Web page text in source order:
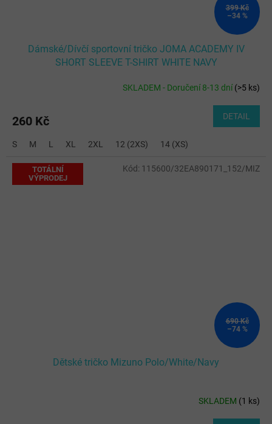
399 Kč
–34 %
Dámské/Dívčí sportovní tričko JOMA ACADEMY IV
SHORT SLEEVE T-SHIRT WHITE NAVY
SKLADEM - Doručení 8-13 dní(>5 ks)
260 Kč DETAIL
S M L XL 2XL 12 (2XS) 14 (XS)
TOTÁLNÍ
VÝPRODEJ
690 Kč
–74 %
Dětské tričko Mizuno Polo/White/Navy
SKLADEM (1 ks)
Kód: 115600/32EA890171_152/MIZ